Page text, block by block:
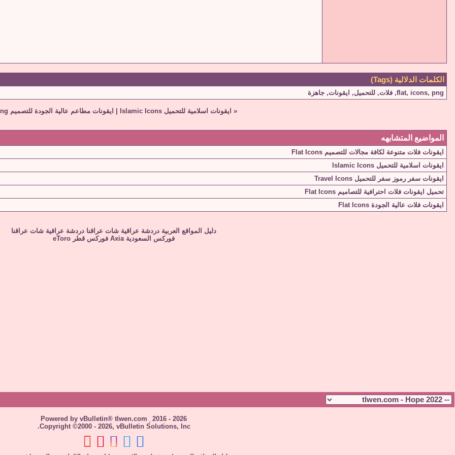
الكلمات الدلالية (Tags)
flat, icons, png
, فلات, للتحميل, ايقونات, جاهزة
« ايقونات اسلامية للتحميل Islamic Icons ايقونات مطاعم عالية الجودة للتصميم png
المواضيع المتشابهه
ايقونات فلات متنوعة لكافة مجالات للتصميم Flat Icons
ايقونات اسلامية للتحميل Islamic Icons
ايقونات سفر رموز سفر للتحميل Travel Icons
تحميل ايقونات فلات احترافية للتصاميم Flat Icons
ايقونات فلات عالية الجودة Flat Icons
دليل المواقع العربية دردشة عراقية شات عراقنا دردشة عراقية شات عراقنا
فوركس السعودية Axia فوركس قطر eToro
Powered by vBulletin® tlwen.com
2016 - 2026
Copyright ©2000 - 2026, vBulletin Solutions, Inc.